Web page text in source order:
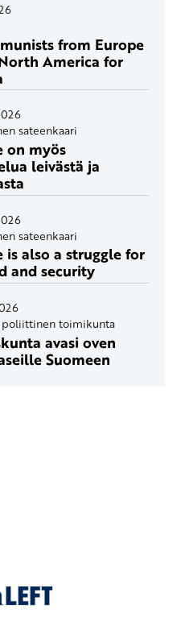
from Europe
America for
sateenkaari
on myös
leivästä ja
sateenkaari
is also a struggle for
and security
poliittinen toimikunta
avasi oven
Suomeen